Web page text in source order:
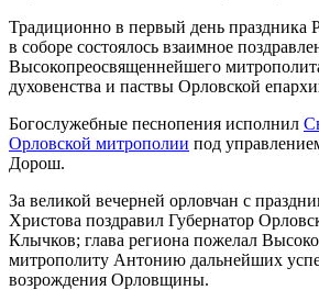
Традиционно в первый день праздника
в соборе состоялось взаимное
Высокопреосвященнейшего
духовенства и паствы Орловской
Богослужебные песнопения исполнил
Орловской митрополии под
Дорош.
За великой вечерней орловчан с
Христова поздравил Губернатор
Клычков; глава региона пожелал
митрополиту Антонию дальнейших
возрождения Орловщины.